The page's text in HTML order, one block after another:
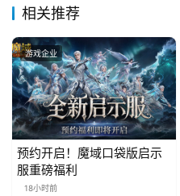
奖
7
月
3
0
相关推荐
游戏企业
预约开启！魔域口袋版启示
服重磅福利
18小时前